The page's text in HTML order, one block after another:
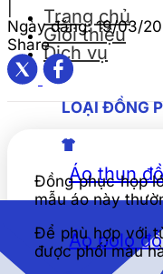
Trang chủ
Giới thiệu
Dịch vụ
LOẠI ĐỒNG
Áo thun
Áo polo
Ngày đăng:19/03/
Share
Đồng phục họp
mẫu áo này
Để phù hợp với
được phối màu